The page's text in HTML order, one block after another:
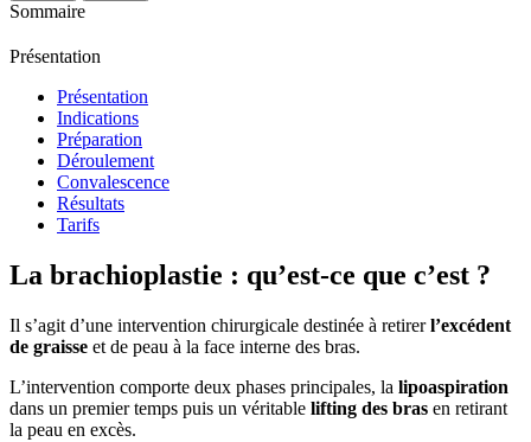
Sommaire
Présentation
Présentation
Indications
Préparation
Déroulement
Convalescence
Résultats
Tarifs
La brachioplastie : qu’est-ce que c’est ?
Il s’agit d’une intervention chirurgicale destinée à retirerl’excédent
de graisse et de peau à la face interne des bras.
L’intervention comporte deux phases principales, la lipoaspiration
dans un premier temps puis un véritable lifting des bras en retirant
la peau en excès.